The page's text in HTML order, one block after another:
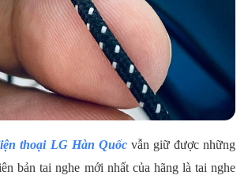
thoại LG Hàn Quốcvẫn giữ được những
bản tai nghe mới nhất của hãng là tai nghe